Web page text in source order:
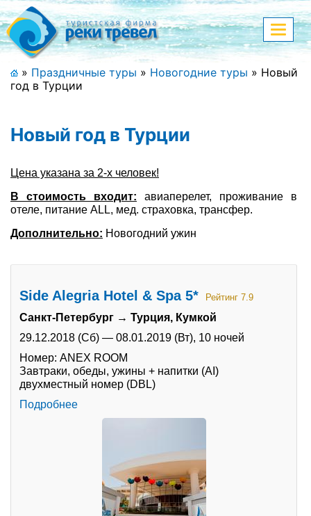
Меню
+7 (911) 182-44-68
Адрес офиса, контакты
Полная версия сайта
Главная
Спецпредложения
Туры по России
Автобусные туры
Круизы
Туристическая страховка
меню
» Праздничные туры » Новогодние туры » Новый
год в Турции
Новый год в Турции
Цена указана за 2-х человек!
В стоимость входит: авиаперелет, проживание в
отеле, питание ALL, мед. страховка, трансфер.
Дополнительно: Новогодний ужин
Side Alegria Hotel & Spa 5* Рейтинг 7.9
Санкт-Петербург → Турция, Кумкой
29.12.2018 (Сб) — 08.01.2019 (Вт), 10 ночей
Номер: ANEX ROOM
Завтраки, обеды, ужины + напитки (AI)
двухместный номер (DBL)
Подробнее